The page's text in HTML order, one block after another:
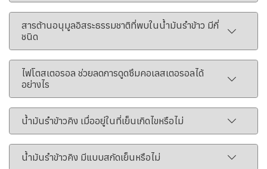
สารต้านอนุมูลอิสระธรรมชาติที่พบในน้ำมันรำข้าว มีกี่
ชนิด
ไฟโตสเตอรอล ช่วยลดการดูดซึมคอเลสเตอรอลได้
อย่างไร
น้ำมันรำข้าวคิง เมื่ออยู่ในที่เย็นเกิดไขหรือไม่
น้ำมันรำข้าวคิง มีแบบสกัดเย็นหรือไม่